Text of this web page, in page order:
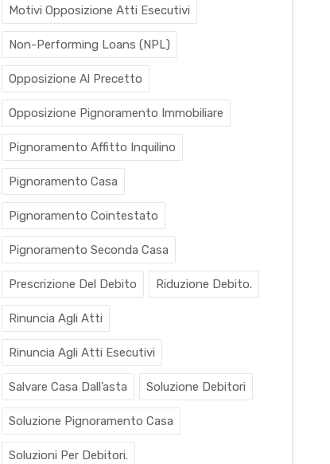
Motivi Opposizione Atti Esecutivi
Non-Performing Loans (NPL)
Opposizione Al Precetto
Opposizione Pignoramento Immobiliare
Pignoramento Affitto Inquilino
Pignoramento Casa
Pignoramento Cointestato
Pignoramento Seconda Casa
Prescrizione Del Debito Riduzione Debito.
Rinuncia Agli Atti
Rinuncia Agli Atti Esecutivi
Salvare Casa Dall’asta Soluzione Debitori
Soluzione Pignoramento Casa
Soluzioni Per Debitori.